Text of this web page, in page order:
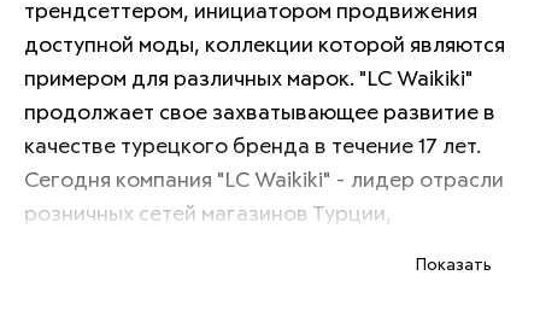
трендсеттером, инициатором продвижения
доступной моды, коллекции которой являются
примером для различных марок. "LC Waikiki"
продолжает свое захватывающее развитие в
качестве турецкого бренда в течение 17 лет.
Сегодня компания "LC Waikiki" - лидер отрасли
розничных сетей магазинов Турции,
Показать